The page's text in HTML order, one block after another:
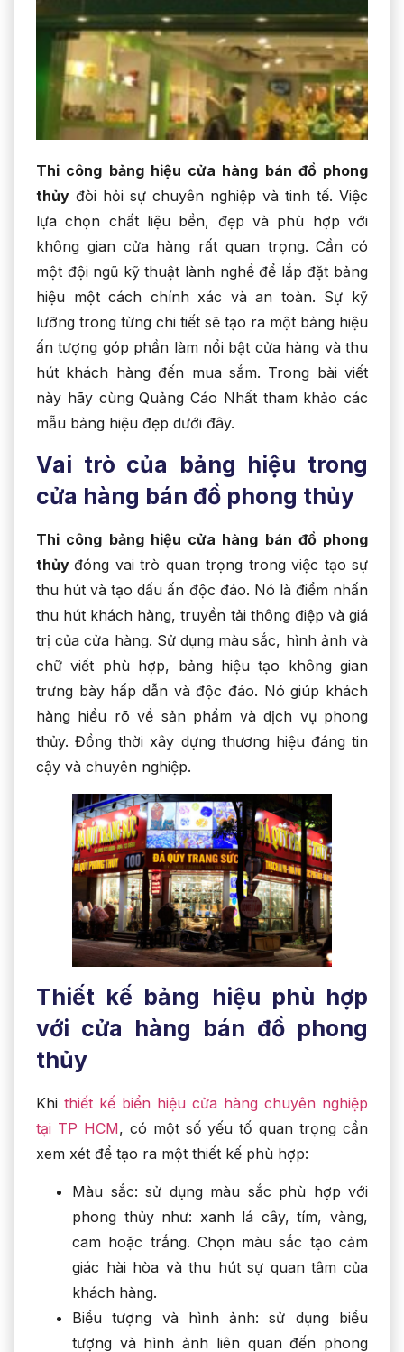
Thi công bảng hiệu cửa hàng bán đồ phong
thủy đòi hỏi sự chuyên nghiệp và tinh tế. Việc
lựa chọn chất liệu bền, đẹp và phù hợp với
không gian cửa hàng rất quan trọng. Cần có
một đội ngũ kỹ thuật lành nghề để lắp đặt bảng
hiệu một cách chính xác và an toàn. Sự kỹ
lưỡng trong từng chi tiết sẽ tạo ra một bảng hiệu
ấn tượng góp phần làm nổi bật cửa hàng và thu
hút khách hàng đến mua sắm. Trong bài viết
này hãy cùng Quảng Cáo Nhất tham khảo các
mẫu bảng hiệu đẹp dưới đây.
Vai trò của bảng hiệu trong
cửa hàng bán đồ phong thủy
Thi công bảng hiệu cửa hàng bán đồ phong
thủyđóng vai trò quan trọng trong việc tạo sự
thu hút và tạo dấu ấn độc đáo. Nó là điểm nhấn
thu hút khách hàng, truyền tải thông điệp và giá
trị của cửa hàng. Sử dụng màu sắc, hình ảnh và
chữ viết phù hợp, bảng hiệu tạo không gian
trưng bày hấp dẫn và độc đáo. Nó giúp khách
hàng hiểu rõ về sản phẩm và dịch vụ phong
thủy. Đồng thời xây dựng thương hiệu đáng tin
cậy và chuyên nghiệp.
Thiết kế bảng hiệu phù hợp
với cửa hàng bán đồ phong
thủy
Khi thiết kế biển hiệu cửa hàng chuyên nghiệp
tại TP HCM, có một số yếu tố quan trọng cần
xem xét để tạo ra một thiết kế phù hợp:
Màu sắc: sử dụng màu sắc phù hợp với
phong thủy như: xanh lá cây, tím, vàng,
cam hoặc trắng. Chọn màu sắc tạo cảm
giác hài hòa và thu hút sự quan tâm của
khách hàng.
Biểu tượng và hình ảnh: sử dụng biểu
tượng và hình ảnh liên quan đến phong